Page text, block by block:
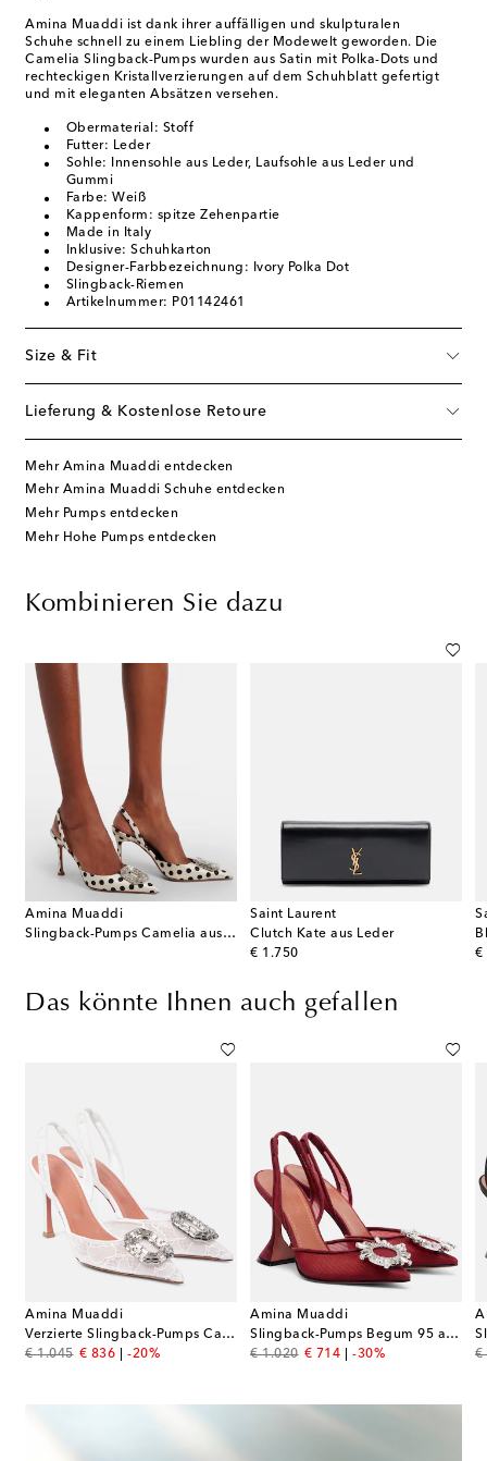
Amina Muaddi ist dank ihrer auffälligen und skulpturalen
Schuhe schnell zu einem Liebling der Modewelt geworden. Die
Camelia Slingback-Pumps wurden aus Satin mit Polka-Dots und
rechteckigen Kristallverzierungen auf dem Schuhblatt gefertigt
und mit eleganten Absätzen versehen.
Obermaterial: Stoff
Futter: Leder
Sohle: Innensohle aus Leder, Laufsohle aus Leder und
Gummi
Farbe: Weiß
Kappenform: spitze Zehenpartie
Made in Italy
Inklusive: Schuhkarton
Designer-Farbbezeichnung: Ivory Polka Dot
Slingback-Riemen
Artikelnummer: P01142461
Size & Fit
Lieferung & Kostenlose Retoure
Mehr Amina Muaddi entdecken
Mehr Amina Muaddi Schuhe entdecken
Mehr Pumps entdecken
Mehr Hohe Pumps entdecken
Kombinieren Sie dazu
Amina Muaddi
Slingback-Pumps Camelia aus Satin
Saint Laurent
Clutch Kate aus Leder
€ 1.750
original price €
Das könnte Ihnen auch gefallen
Amina Muaddi
Verzierte Slingback-Pumps Camelia 90 aus Spitze
€ 1.045
original price
€ 836
discount price
-20%
Amina Muaddi
Slingback-Pumps Begum 95 aus Mesh
€ 1.020
original price
€ 714
discount price
-30% €